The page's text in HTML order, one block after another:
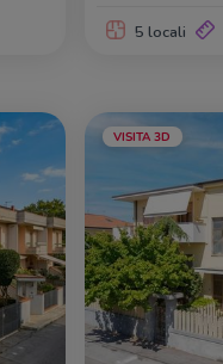
5 locali
VISITA 3D